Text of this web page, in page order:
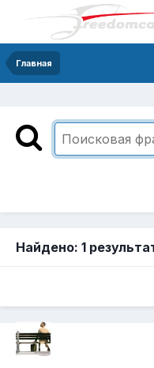
Главная
Найдено: 1